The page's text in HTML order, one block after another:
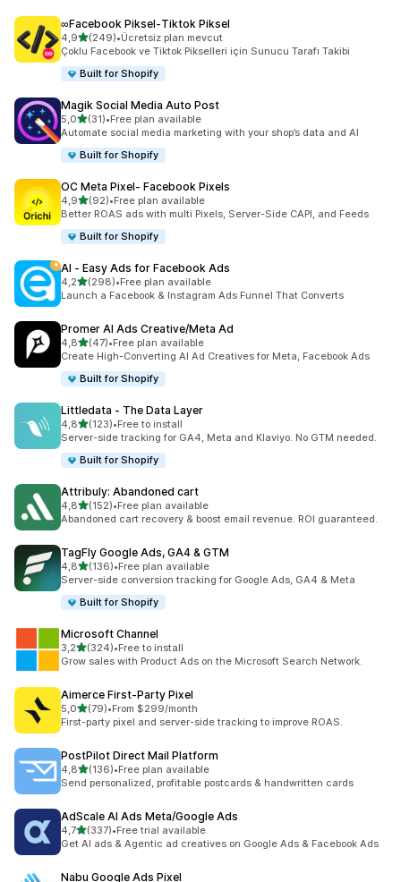
∞Facebook Piksel‑Tiktok Piksel
4,95 yıldız üzerinden
(249)
toplam 249 değerlendirme
•Ücretsiz plan mevcut
Çoklu Facebook ve Tiktok Pikselleri için Sunucu Tarafı Takibi
Built for Shopify
Magik Social Media Auto Post
5,05 yıldız üzerinden
(31)
toplam 31 değerlendirme
•Free plan available
Automate social media marketing with your shop’s data and AI
Built for Shopify
OC Meta Pixel‑ Facebook Pixels
4,95 yıldız üzerinden
(92)
toplam 92 değerlendirme
•Free plan available
Better ROAS ads with multi Pixels, Server-Side CAPI, and Feeds
Built for Shopify
AI ‑ Easy Ads for Facebook Ads
4,25 yıldız üzerinden
(298)
toplam 298 değerlendirme
•Free plan available
Launch a Facebook & Instagram Ads Funnel That Converts
Promer AI Ads Creative/Meta Ad
4,85 yıldız üzerinden
(47)
toplam 47 değerlendirme
•Free plan available
Create High-Converting AI Ad Creatives for Meta, Facebook Ads
Built for Shopify
Littledata ‑ The Data Layer
4,85 yıldız üzerinden
(123)
toplam 123 değerlendirme
•Free to install
Server-side tracking for GA4, Meta and Klaviyo. No GTM needed.
Built for Shopify
Attribuly: Abandoned cart
4,85 yıldız üzerinden
(152)
toplam 152 değerlendirme
•Free plan available
Abandoned cart recovery & boost email revenue. ROI guaranteed.
TagFly Google Ads, GA4 & GTM
4,85 yıldız üzerinden
(136)
toplam 136 değerlendirme
•Free plan available
Server-side conversion tracking for Google Ads, GA4 & Meta
Built for Shopify
Microsoft Channel
3,25 yıldız üzerinden
(324)
toplam 324 değerlendirme
•Free to install
Grow sales with Product Ads on the Microsoft Search Network.
Aimerce First‑Party Pixel
5,05 yıldız üzerinden
(79)
toplam 79 değerlendirme
•From $299/month
First-party pixel and server-side tracking to improve ROAS.
PostPilot Direct Mail Platform
4,85 yıldız üzerinden
(136)
toplam 136 değerlendirme
•Free plan available
Send personalized, profitable postcards & handwritten cards
AdScale AI Ads Meta/Google Ads
4,75 yıldız üzerinden
(337)
toplam 337 değerlendirme
•Free trial available
Get AI ads & Agentic ad creatives on Google Ads & Facebook Ads
Nabu Google Ads Pixel